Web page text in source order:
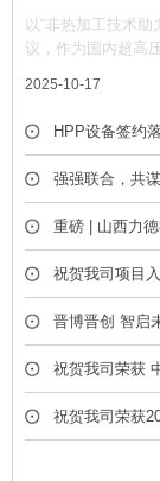
单位”，携手产
以“非热加工技术
议，作为国内超高
号，彰显了公司在
2025-10-17
HPP设备签约
化冷榨饮品产线
强强联合，共
略合作框架协
重磅 | 山西力
台共创单位”，
祝贺我司项目
库
晋博晋创 智启
后创新创业成
祝贺我司荣获
位” 荣誉称号
祝贺我司荣获